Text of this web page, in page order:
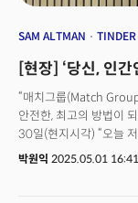
SAM ALTMAN TINDER
[현장] ‘당신, 인
“매치그룹(Match
안전한, 최고의 방법이
30일(현지시각) “오늘
(authenticity)’을 강화하
박원익 2025.05.01